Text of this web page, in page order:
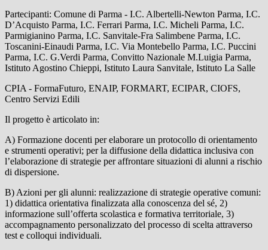
Partecipanti: Comune di Parma - I.C. Albertelli-Newton Parma, I.C.
D’Acquisto Parma, I.C. Ferrari Parma, I.C. Micheli Parma, I.C.
Parmigianino Parma, I.C. Sanvitale-Fra Salimbene Parma, I.C.
Toscanini-Einaudi Parma, I.C. Via Montebello Parma, I.C. Puccini
Parma, I.C. G.Verdi Parma, Convitto Nazionale M.Luigia Parma,
Istituto Agostino Chieppi, Istituto Laura Sanvitale, Istituto La Salle
CPIA - FormaFuturo, ENAIP, FORMART, ECIPAR, CIOFS,
Centro Servizi Edili
Il progetto è articolato in:
A) Formazione docenti per elaborare un protocollo di orientamento
e strumenti operativi; per la diffusione della didattica inclusiva con
l’elaborazione di strategie per affrontare situazioni di alunni a rischio
di dispersione.
B) Azioni per gli alunni: realizzazione di strategie operative comuni:
1) didattica orientativa finalizzata alla conoscenza del sé, 2)
informazione sull’offerta scolastica e formativa territoriale, 3)
accompagnamento personalizzato del processo di scelta attraverso
test e colloqui individuali.